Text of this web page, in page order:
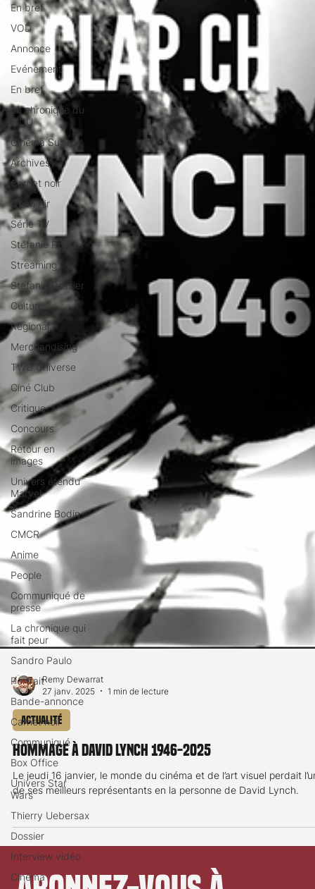
En bref
VOD
Annonce
Evénement
En bref
La chronique du
MCU
Cinéma Suisse
Archives
Carnet noir
Open Air
Série TV
Stéfanie Rossier
Streaming
Stefanie Rossier
Culture
Régional
Merchandising
TWD Universe
Ciné Club
Critique
Concours
Retour en
images
Univers étendu
Marvel
Sandrine Bodin
CMCR
Anime
People
Communiqué de
presse
La chronique qui
fait peur
Sandro Paulo
Portrait
Bande-annonce
Carnet noir
Communiqué
Box Office
Univers Star
Wars
Thierry Uebersax
Dossier
Interview vidéo
Cinéma
Remy Dewarrat
27 janv. 2025
Actualité
Hommage à David Lynch 1946-2025
Le jeudi 16 janvier, le monde du cinéma et de l’art visuel perdait
de ses meilleurs représentants en la personne de David Lynch.